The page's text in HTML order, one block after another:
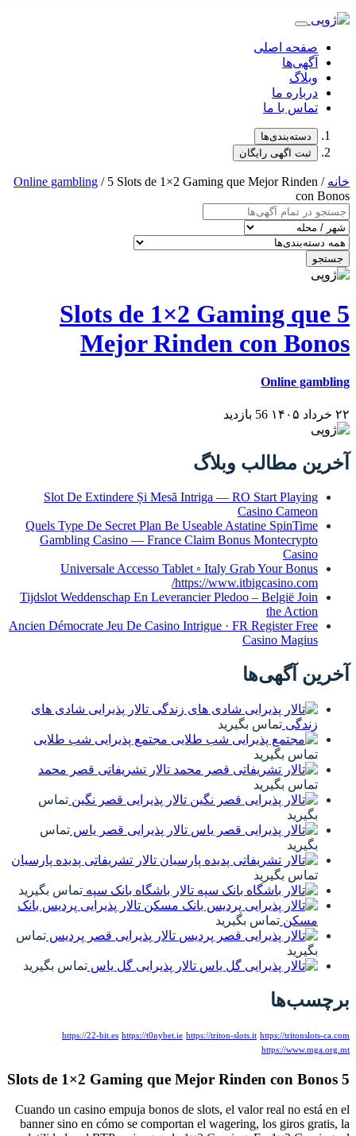
صفحه اصلی
آگهی‌ها
وبلاگ
درباره ما
تماس با ما
دسته‌بندی‌ها
ثبت اگهی رایگان
خانه /
Online gambling / 5 Slots de 1×2 Gaming que Mejor Rinden
con Bonos
جستجو
5 Slots de 1×2 Gaming que
Mejor Rinden con Bonos
Online gambling
۲۲ خرداد ۱۴۰۵ 56 بازدید
آخرین مطالب وبلاگ
Slot De Extindere Și Mesă Intriga — RO Start Playing
Casino Cameon
Quels Type De Secret Plan Be Useable Astatine SpinTime
Gambling Casino — France Claim Bonus Montecrypto
Casino
Universale Accesso Tablet ◦ Italy Grab Your Bonus
https://www.itbigcasino.com/
Tijdslot Weddenschap En Leverancier Pledoo – België Join
the Action
Ancien Démocrate Jeu De Casino Intrigue · FR Register Free
Casino Magius
آخرین آگهی‌ها
تالار پذیرایی شادی های
زندگی تماس بگیرید
مجتمع پذیرایی شب طلایی
تماس بگیرید
تالار تشریفاتی قصر محمد
تماس بگیرید
تالار پذیرایی قصر نگین تماس
بگیرید
تالار پذیرایی قصر یاس تماس
بگیرید
تالار تشریفاتی پدیده پارسیان
تماس بگیرید
تالار باشگاه بانک سپه تماس بگیرید
تالار پذیرایی پردیس بانک
مسکن تماس بگیرید
تالار پذیرایی قصر پردیس تماس
بگیرید
تالار پذیرایی گل یاس تماس بگیرید
برچسب‌ها
https://22-bit.es https://t0nybet.ie https://triton-slots.it https://tritonslots-ca.com
https://www.mga.org.mt
5 Slots de 1×2 Gaming que Mejor Rinden con Bonos
Cuando un casino empuja bonos de slots, el valor real no está en el
banner sino en cómo se comportan el wagering, los giros gratis, la